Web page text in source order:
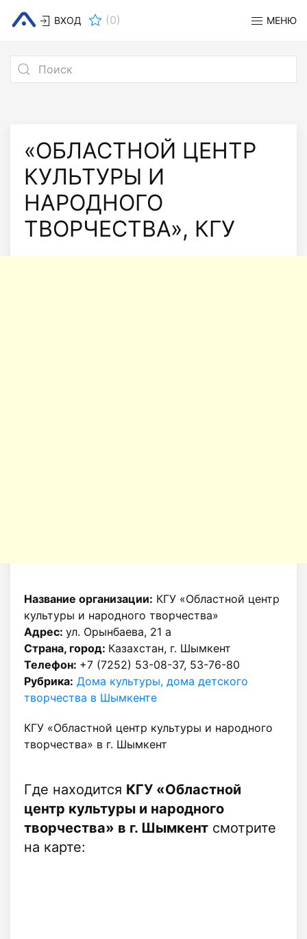
ВХОД (0) МЕНЮ
«ОБЛАСТНОЙ ЦЕНТР
КУЛЬТУРЫ И
НАРОДНОГО
ТВОРЧЕСТВА», КГУ
Название организации: КГУ «Областной центр
культуры и народного творчества»
Адрес: ул. Орынбаева, 21 а
Страна, город: Казахстан, г. Шымкент
Телефон: +7 (7252) 53-08-37, 53-76-80
Рубрика: Дома культуры, дома детского
творчества в Шымкенте
КГУ «Областной центр культуры и народного
творчества» в г. Шымкент
Где находится КГУ «Областной
центр культуры и народного
творчества» в г. Шымкент смотрите
на карте: